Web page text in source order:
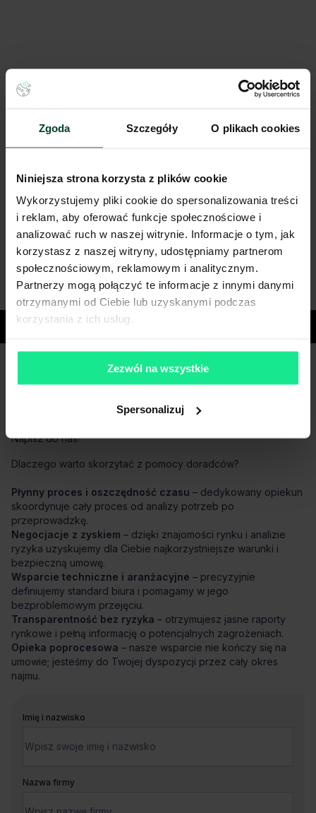
Zgoda Szczegóły O plikach cookies
Niniejsza strona korzysta z plików cookie
Wykorzystujemy pliki cookie do spersonalizowania treści
i reklam, aby oferować funkcje społecznościowe i
analizować ruch w naszej witrynie. Informacje o tym, jak
korzystasz z naszej witryny, udostępniamy partnerom
społecznościowym, reklamowym i analitycznym.
Partnerzy mogą połączyć te informacje z innymi danymi
otrzymanymi od Ciebie lub uzyskanymi podczas
korzystania z ich usług.
Zezwól na wszystkie
Spersonalizuj
Miasta
Masz pytania dotyczące oferty?
Opowiedz nam o swoich potrzebach, a my pomożemy Ci
Napisz do nas!
Dlaczego warto skorzytać z pomocy doradców?
Płynny proces i oszczędność czasu – dedykowany opiekun
skoordynuje cały proces od analizy potrzeb po
przeprowadzkę.
Negocjacje z zyskiem – dzięki znajomości rynku i analizie
ryzyka uzyskujemy dla Ciebie najkorzystniejsze warunki i
bezpieczną umowę.
Wsparcie techniczne i aranżacyjne – precyzyjnie
definiujemy standard biura i pomagamy w jego
bezproblemowym przejęciu.
Transparentność bez ryzyka – otrzymujesz jasne raporty
rynkowe i pełną informację o potencjalnych zagrożeniach.
Opieka poprocesowa – nasze wsparcie nie kończy się na
umowie; jesteśmy do Twojej dyspozycji przez cały okres
najmu.
Imię i nazwisko
Nazwa firmy